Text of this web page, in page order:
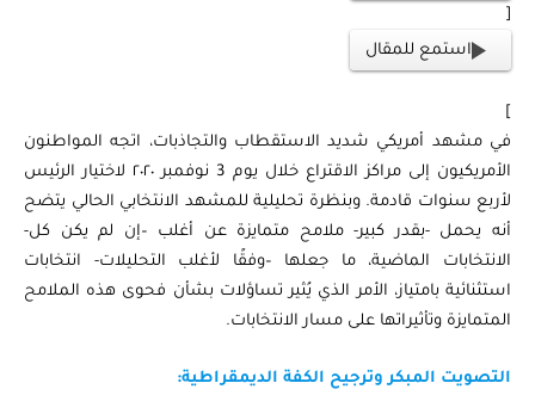
استمع للمقال
في مشهد أمريكي شديد الاستقطاب والتجاذبات، اتجه المواطنون
الأمريكيون إلى مراكز الاقتراع خلال يوم 3 نوفمبر ٢٠٢٠ لاختيار الرئيس
لأربع سنوات قادمة. وبنظرة تحليلية للمشهد الانتخابي الحالي يتضح
أنه يحمل -بقدر كبير- ملامح متمايزة عن أغلب –إن لم يكن كل-
الانتخابات الماضية، ما جعلها –وفقًا لأغلب التحليلات- انتخابات
استثنائية بامتياز، الأمر الذي يُثير تساؤلات بشأن فحوى هذه الملامح
المتمايزة وتأثيراتها على مسار الانتخابات.
التصويت المبكر وترجيح الكفة الديمقراطية: